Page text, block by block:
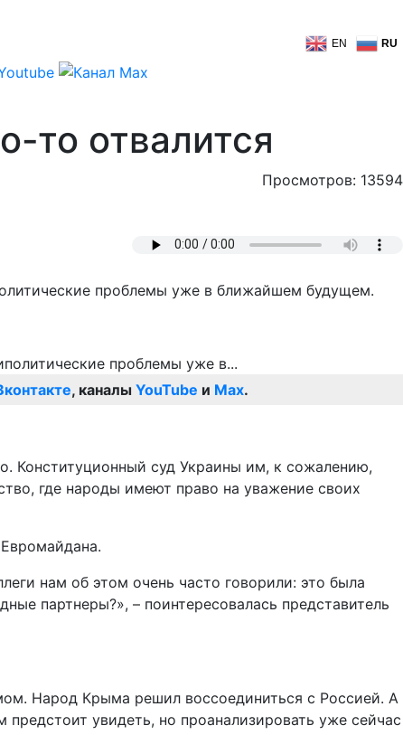
EN RU
то отвалится
Просмотров: 13594
проблемы уже в ближайшем будущем.
, каналы YouTube и Max.
Конституционный суд Украины им, к сожалению,
где народы имеют право на уважение своих
нам об этом очень часто говорили: это была
партнеры?», – поинтересовалась представитель
Народ Крыма решил воссоединиться с Россией. А
увидеть, но проанализировать уже сейчас